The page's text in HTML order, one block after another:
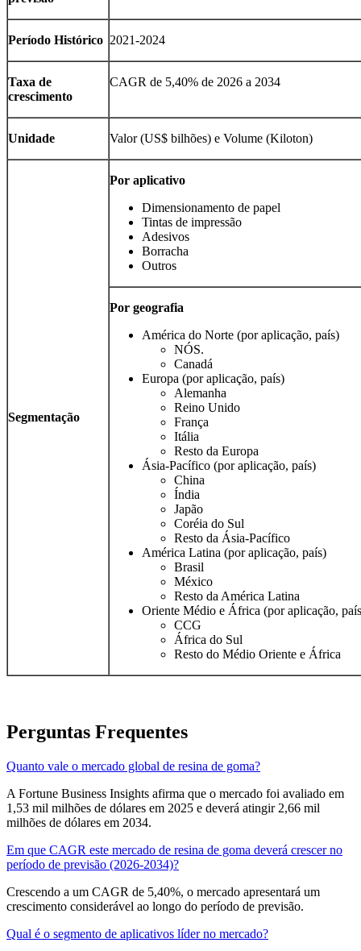
Período Histórico 2021-2024
Taxa de
crescimento
CAGR de 5,40% de 2026 a 2034
Unidade Valor (US$ bilhões) e Volume (Kiloton)
Segmentação
Por aplicativo
Dimensionamento de papel
Tintas de impressão
Adesivos
Borracha
Outros
Por geografia
América do Norte (por aplicação, país)
NÓS.
Canadá
Europa (por aplicação, país)
Alemanha
Reino Unido
França
Itália
Resto da Europa
Ásia-Pacífico (por aplicação, país)
China
Índia
Japão
Coréia do Sul
Resto da Ásia-Pacífico
América Latina (por aplicação, país)
Brasil
México
Resto da América Latina
Oriente Médio e África (por aplicação,
CCG
África do Sul
Resto do Médio Oriente e África
Perguntas Frequentes
Quanto vale o mercado global de resina de goma?
A Fortune Business Insights afirma que o mercado foi avaliado em
1,53 mil milhões de dólares em 2025 e deverá atingir 2,66 mil
milhões de dólares em 2034.
Em que CAGR este mercado de resina de goma deverá crescer no
período de previsão (2026-2034)?
Crescendo a um CAGR de 5,40%, o mercado apresentará um
crescimento considerável ao longo do período de previsão.
Qual é o segmento de aplicativos líder no mercado?